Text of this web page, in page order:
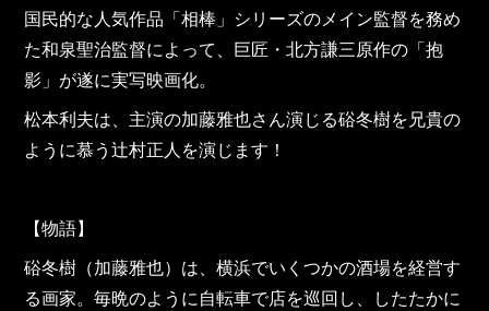
国民的な人気作品「相棒」シリーズのメイン監督を務め
た和泉聖治監督によって、巨匠・北方謙三原作の「抱
影」が遂に実写映画化。
松本利夫は、主演の加藤雅也さん演じる硲冬樹を兄貴の
ように慕う辻村正人を演じます！
【物語】
硲冬樹（加藤雅也）は、横浜でいくつかの酒場を経営す
る画家。毎晩のように自転車で店を巡回し、したたかに